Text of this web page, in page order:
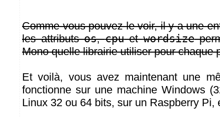
Comme vous pouvez le voir, il y a une
les attributsos,cpuetwordsize
Mono quelle librairie utiliser pour chaque
Et voilà, vous avez maintenant une
fonctionne sur une machine Windows
Linux 32 ou 64 bits, sur un Raspberry Pi,